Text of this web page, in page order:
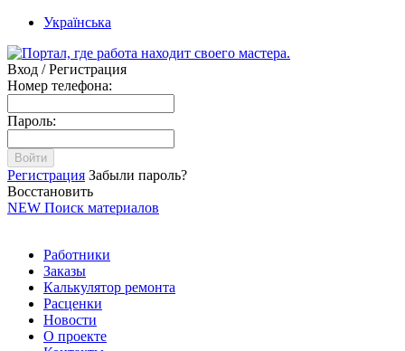
Українська
Вход / Регистрация
Номер телефона:
Пароль:
Войти
Регистрация Забыли пароль?
Восстановить
NEW Поиск материалов
Работники
Заказы
Калькулятор ремонта
Расценки
Новости
О проекте